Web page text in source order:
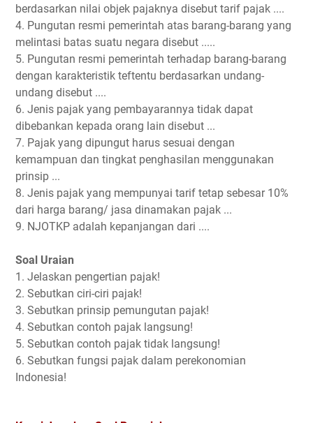
berdasarkan nilai objek pajaknya disebut tarif pajak ....
4. Pungutan resmi pemerintah atas barang-barang yang
melintasi batas suatu negara disebut .....
5. Pungutan resmi pemerintah terhadap barang-barang
dengan karakteristik teftentu berdasarkan undang-
undang disebut ....
6. Jenis pajak yang pembayarannya tidak dapat
dibebankan kepada orang lain disebut ...
7. Pajak yang dipungut harus sesuai dengan
kemampuan dan tingkat penghasilan menggunakan
prinsip ...
8. Jenis pajak yang mempunyai tarif tetap sebesar 10%
dari harga barang/ jasa dinamakan pajak ...
9. NJOTKP adalah kepanjangan dari ....
Soal Uraian
1. Jelaskan pengertian pajak!
2. Sebutkan ciri-ciri pajak!
3. Sebutkan prinsip pemungutan pajak!
4. Sebutkan contoh pajak langsung!
5. Sebutkan contoh pajak tidak langsung!
6. Sebutkan fungsi pajak dalam perekonomian
Indonesia!